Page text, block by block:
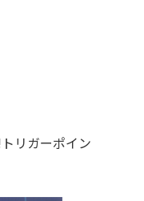
リガーポイン